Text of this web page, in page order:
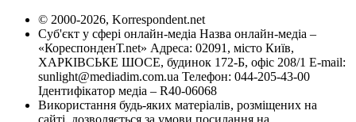
© 2000-2026, Korrespondent.net
Суб'єкт у сфері онлайн-медіа Назва онлайн-медіа –
«КореспонденТ.net» Адреса: 02091, місто Київ,
ХАРКІВСЬКЕ ШОСЕ, будинок 172-Б, офіс 208/1 E-mail:
sunlight@mediadim.com.ua Телефон: 044-205-43-00
Ідентифікатор медіа – R40-06068
Використання будь-яких матеріалів, розміщених на
сайті, дозволяється за умови посилання на